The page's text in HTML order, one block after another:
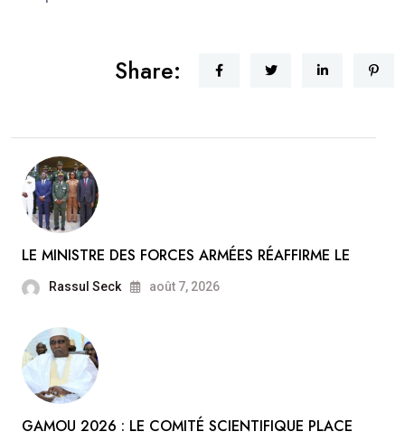
Share:
LE MINISTRE DES FORCES ARMÉES RÉAFFIRME LE
Rassul Seck août 7, 2026
GAMOU 2026 : LE COMITÉ SCIENTIFIQUE PLACE